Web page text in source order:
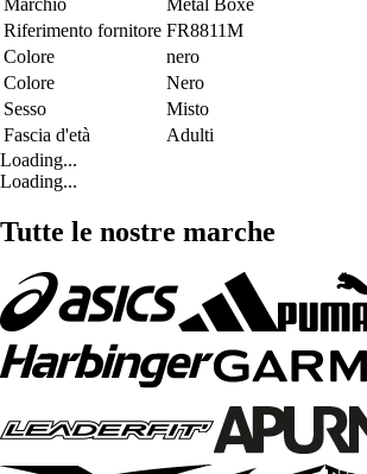
Marchio
Metal Boxe
Riferimento fornitore FR8811M
Colore
nero
Colore
Nero
Sesso
Misto
Fascia d'età
Adulti
Loading...
Loading...
Tutte le nostre marche